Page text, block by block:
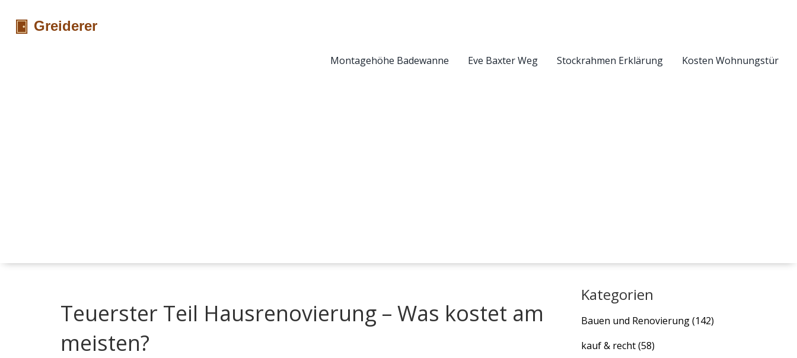
Montagehöhe Badewanne Eve Baxter Weg Stockrahmen Erklärung Kosten Wohnungstür
Teuerster Teil Hausrenovierung – Was kostet am
meisten?
Kategorien
Bauen und Renovierung(142)
kauf & recht(58)